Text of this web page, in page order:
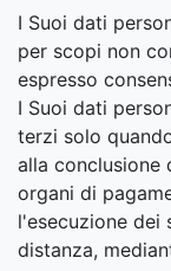
I Suoi dati
per scopi non
espresso
I Suoi dati
terzi solo
alla conclusione
organi di
l'esecuzione dei
distanza,